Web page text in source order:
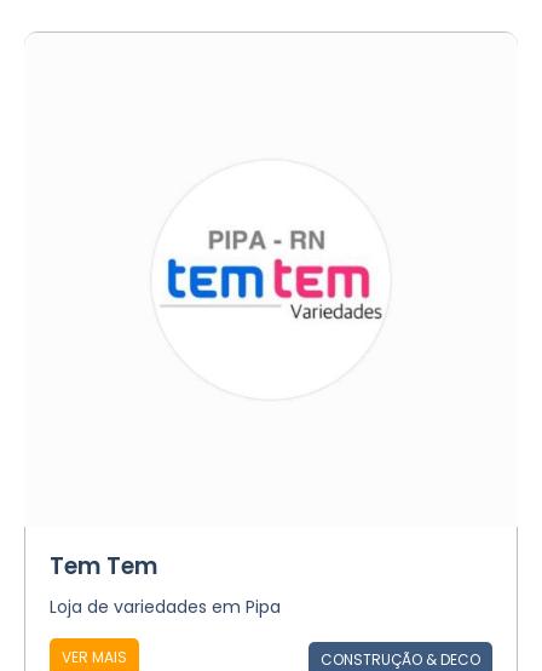
Tem Tem
Loja de variedades em Pipa
VER MAIS CONSTRUÇÃO & DECO